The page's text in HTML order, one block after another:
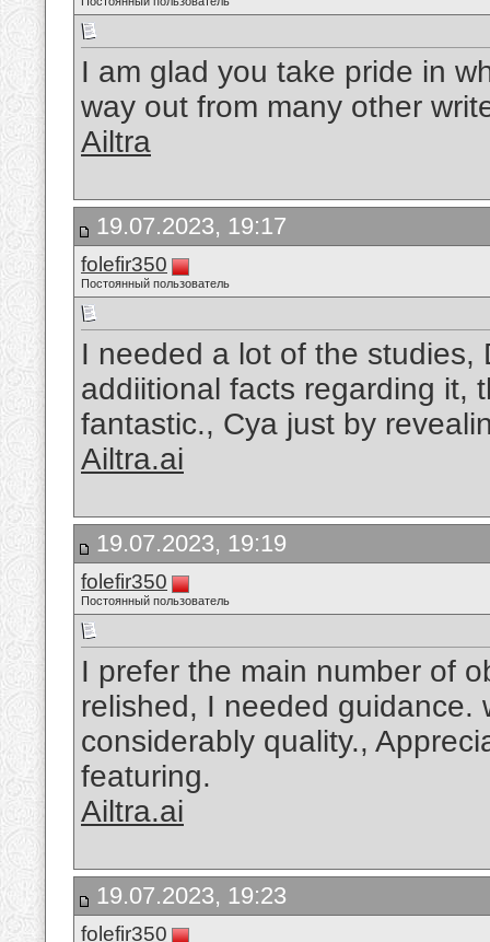
I am glad you take pride in
way out from many other
Ailtra
19.07.2023, 19:17
folefir350
Постоянный пользователь
I needed a lot of the studies,
addiitional facts regarding it,
fantastic., Cya just by
Ailtra.ai
19.07.2023, 19:19
folefir350
Постоянный пользователь
I prefer the main number of
relished, I needed guidance.
considerably quality.,
featuring.
Ailtra.ai
19.07.2023, 19:23
folefir350